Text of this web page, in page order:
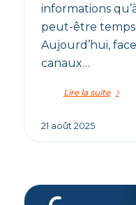
informations
peut-être temps
Aujourd’hui,
canaux…
Lire la suite
21 août 2025